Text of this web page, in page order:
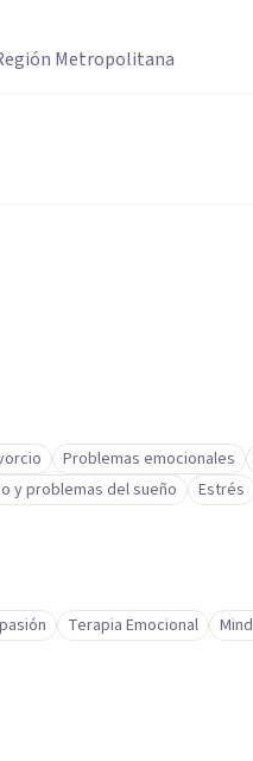
Metropolitana
Problemas emocionales
y problemas del sueño Estrés
Terapia Emocional